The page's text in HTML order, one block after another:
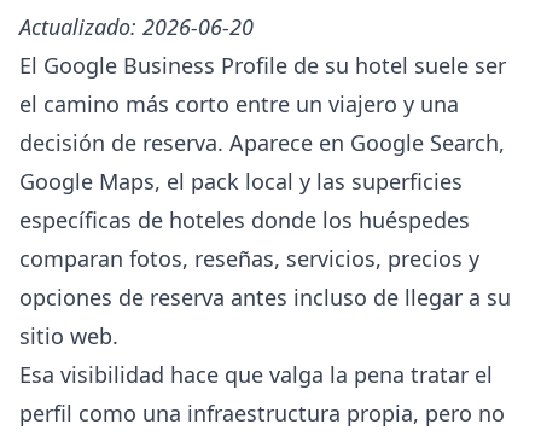
Actualizado: 2026-06-20
El Google Business Profile de su hotel suele ser
el camino más corto entre un viajero y una
decisión de reserva. Aparece en Google Search,
Google Maps, el pack local y las superficies
específicas de hoteles donde los huéspedes
comparan fotos, reseñas, servicios, precios y
opciones de reserva antes incluso de llegar a su
sitio web.
Esa visibilidad hace que valga la pena tratar el
perfil como una infraestructura propia, pero no